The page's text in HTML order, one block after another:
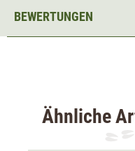
BEWERTUNGEN
Ähnliche